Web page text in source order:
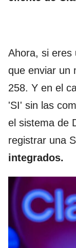
Ahora, si eres
que enviar un
258. Y en el
'SI' sin las
el sistema de
registrar una
integrados.